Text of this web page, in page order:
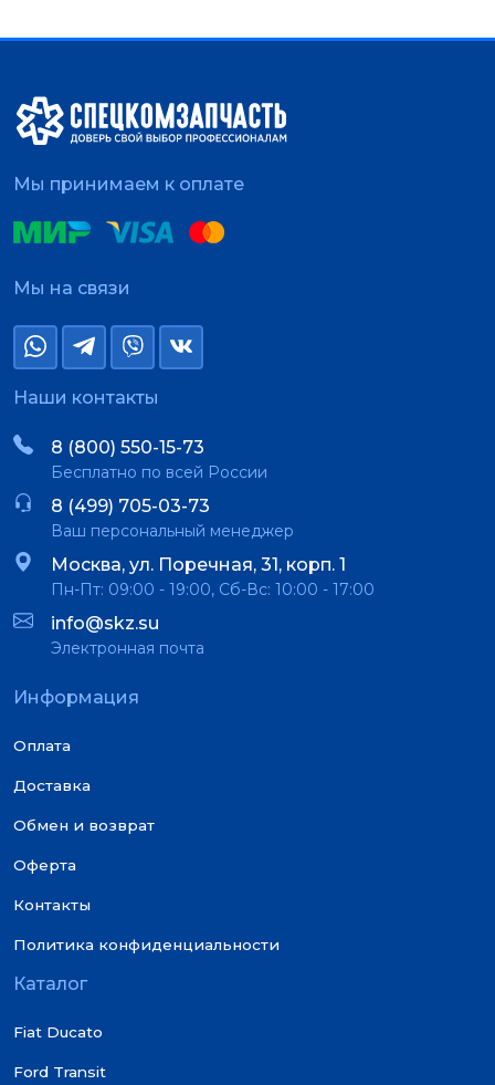
Мы принимаем к оплате
Мы на связи
Наши контакты
8 (800) 550-15-73
Бесплатно по всей России
8 (499) 705-03-73
Ваш персональный менеджер
Москва, ул. Поречная, 31, корп. 1
Пн-Пт: 09:00 - 19:00, Сб-Вс: 10:00 - 17:00
info@skz.su
Электронная почта
Информация
Оплата
Доставка
Обмен и возврат
Оферта
Контакты
Политика конфиденциальности
Каталог
Fiat Ducato
Ford Transit